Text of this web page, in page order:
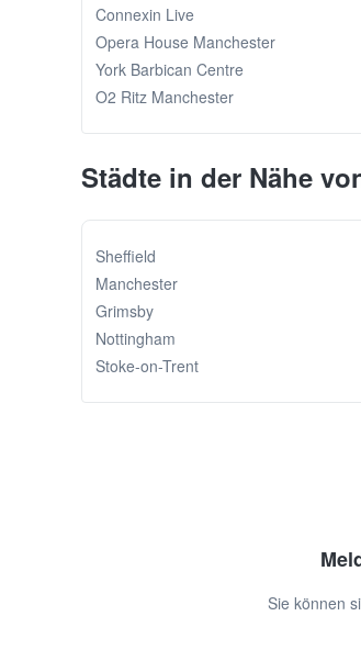
Connexin Live
Opera House Manchester
York Barbican Centre
O2 Ritz Manchester
Städte in der Nähe
Sheffield
Manchester
Grimsby
Nottingham
Stoke-on-Trent
Sie können